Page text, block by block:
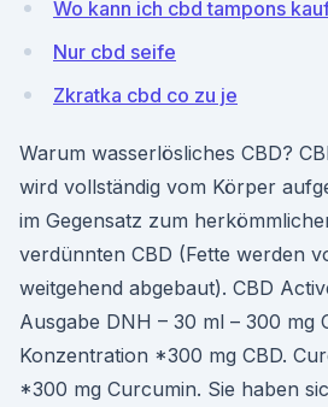
Wo kann ich cbd tampons
Nur cbd seife
Zkratka cbd co zu je
Warum wasserlösliches CBD?
wird vollständig vom Körper
im Gegensatz zum
verdünnten CBD (Fette werden
weitgehend abgebaut). CBD
Ausgabe DNH – 30 ml – 300 mg
Konzentration *300 mg CBD.
*300 mg Curcumin. Sie haben